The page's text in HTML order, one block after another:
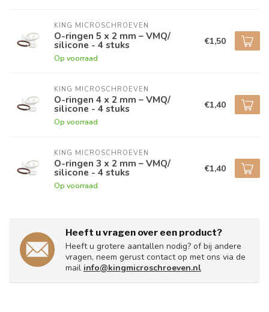
KING MICROSCHROEVEN
O-ringen 5 x 2 mm – VMQ/
silicone - 4 stuks
Op voorraad
€1,50
KING MICROSCHROEVEN
O-ringen 4 x 2 mm – VMQ/
silicone - 4 stuks
Op voorraad
€1,40
KING MICROSCHROEVEN
O-ringen 3 x 2 mm – VMQ/
silicone - 4 stuks
Op voorraad
€1,40
Heeft u vragen over een product?
Heeft u grotere aantallen nodig? of bij andere
vragen, neem gerust contact op met ons via de
mail info@kingmicroschroeven.nl